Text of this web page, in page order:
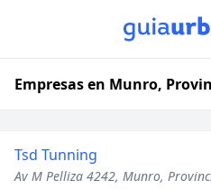
Empresas en Munro,
Tsd Tunning
Av M Pelliza 4242, Munro,